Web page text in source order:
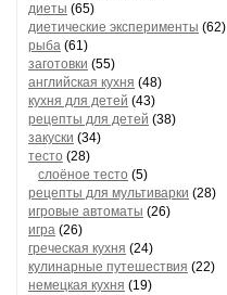
диеты (65)
диетические эксперименты (62)
рыба (61)
заготовки (55)
английская кухня (48)
кухня для детей (43)
рецепты для детей (38)
закуски (34)
тесто (28)
слоёное тесто (5)
рецепты для мультиварки (28)
игровые автоматы (26)
игра (26)
греческая кухня (24)
кулинарные путешествия (22)
немецкая кухня (19)